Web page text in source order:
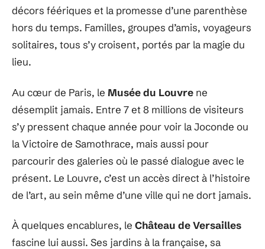
décors féériques et la promesse d’une parenthèse
hors du temps. Familles, groupes d’amis, voyageurs
solitaires, tous s’y croisent, portés par la magie du
lieu.
Au cœur de Paris, le Musée du Louvre ne
désemplit jamais. Entre 7 et 8 millions de visiteurs
s’y pressent chaque année pour voir la Joconde ou
la Victoire de Samothrace, mais aussi pour
parcourir des galeries où le passé dialogue avec le
présent. Le Louvre, c’est un accès direct à l’histoire
de l’art, au sein même d’une ville qui ne dort jamais.
À quelques encablures, le Château de Versailles
fascine lui aussi. Ses jardins à la française, sa